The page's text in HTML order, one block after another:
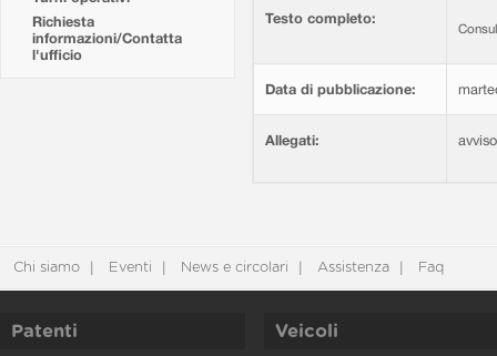
Richiesta
informazioni/Contatta
l'ufficio
Testo completo:
Data di pubblicazione:
Allegati:
Chi siamo Eventi News e circolari Assistenza Faq
Patenti Veicoli